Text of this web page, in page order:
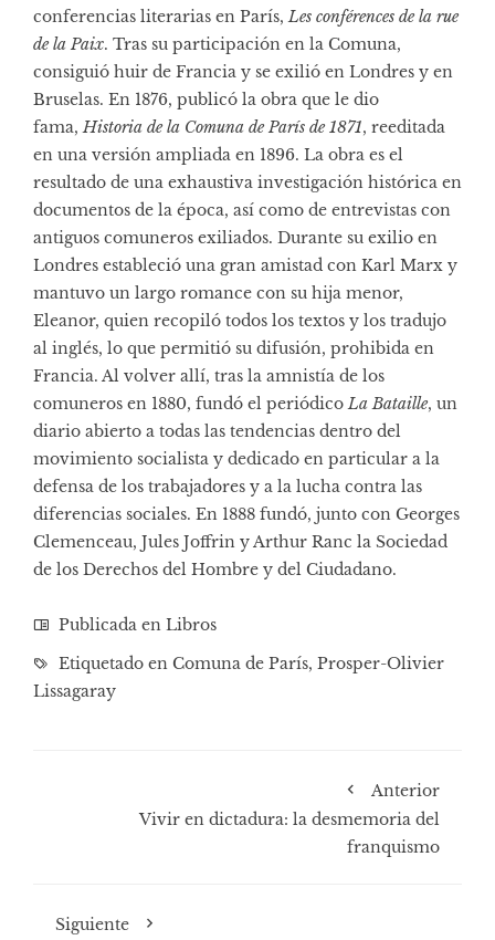
conferencias literarias en París,Les conférences de la rue
de la Paix. Tras su participación en la Comuna,
consiguió huir de Francia y se exilió en Londres y en
Bruselas. En 1876, publicó la obra que le dio
fama,Historia de la Comuna de París de 1871, reeditada
en una versión ampliada en 1896. La obra es el
resultado de una exhaustiva investigación histórica en
documentos de la época, así como de entrevistas con
antiguos comuneros exiliados. Durante su exilio en
Londres estableció una gran amistad con Karl Marx y
mantuvo un largo romance con su hija menor,
Eleanor, quien recopiló todos los textos y los tradujo
al inglés, lo que permitió su difusión, prohibida en
Francia. Al volver allí, tras la amnistía de los
comuneros en 1880, fundó el periódicoLa Bataille, un
diario abierto a todas las tendencias dentro del
movimiento socialista y dedicado en particular a la
defensa de los trabajadores y a la lucha contra las
diferencias sociales. En 1888 fundó, junto con Georges
Clemenceau, Jules Joffrin y Arthur Ranc la Sociedad
de los Derechos del Hombre y del Ciudadano.
Publicada en Libros
Etiquetado en Comuna de París, Prosper-Olivier
Lissagaray
Anterior
Vivir en dictadura: la desmemoria del
franquismo
Siguiente